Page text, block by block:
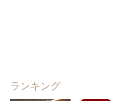
ランキング